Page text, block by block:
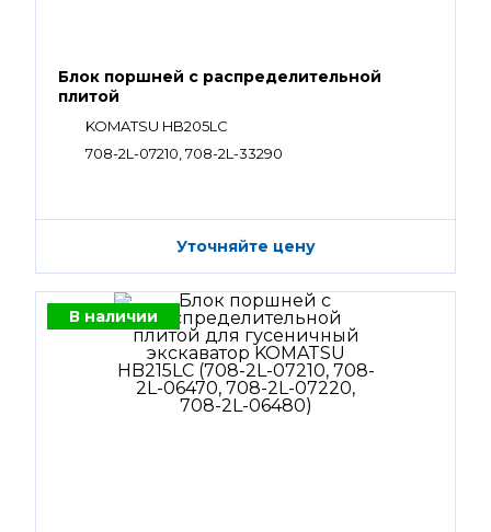
Блок поршней c распределительной
плитой
KOMATSU HB205LC
708-2L-07210, 708-2L-33290
Уточняйте цену
В наличии